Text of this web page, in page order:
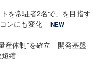
を常駐者2名で」を目指す
ンにも変化
NEW
産体制”を確立 開発基盤
短縮